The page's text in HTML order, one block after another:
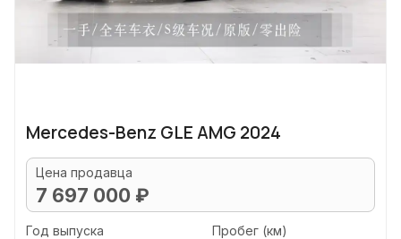
Mercedes-Benz GLE AMG 2024
Цена продавца
7 697 000 ₽
Год выпуска Пробег (км)